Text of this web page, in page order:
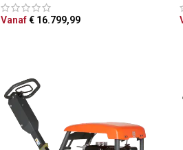
Vanaf €16.799,99